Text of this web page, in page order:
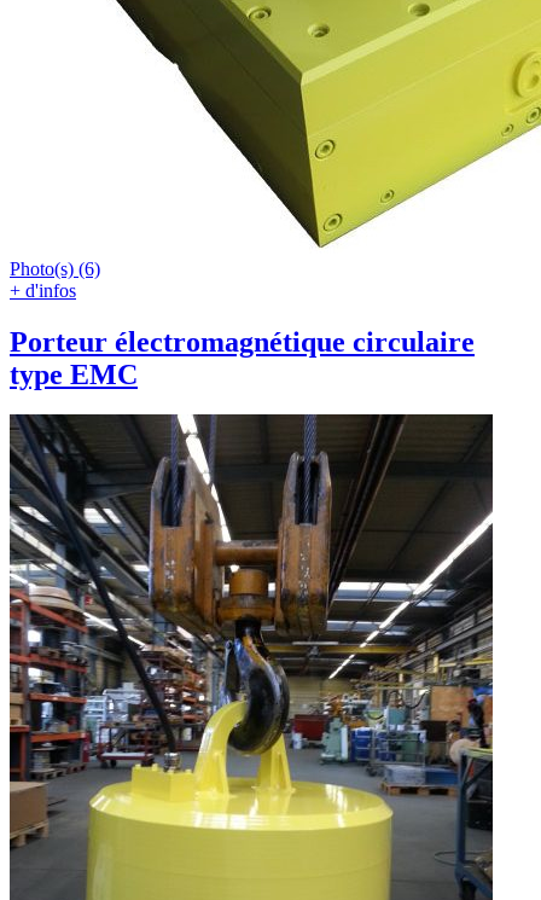
Photo(s) (6)
+ d'infos
Porteur électromagnétique circulaire
type EMC